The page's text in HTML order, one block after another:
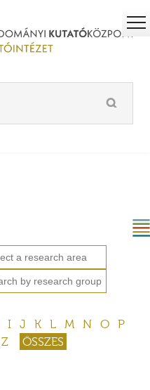
I J K L M N O
P
Z ÖSSZES